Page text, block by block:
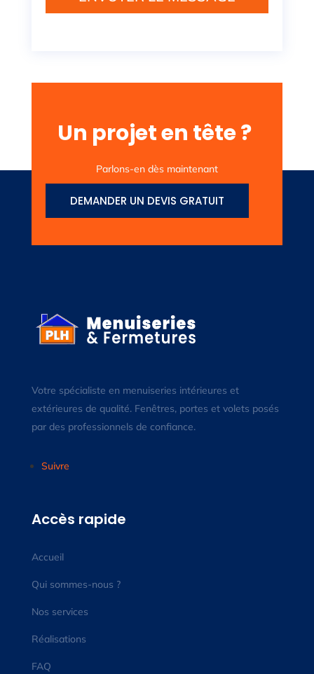
Un projet en tête ?
Parlons-en dès maintenant
DEMANDER UN DEVIS GRATUIT
Votre spécialiste en menuiseries intérieures et
extérieures de qualité. Fenêtres, portes et volets posés
par des professionnels de confiance.
Suivre
Accès rapide
Accueil
Qui sommes-nous ?
Nos services
Réalisations
FAQ